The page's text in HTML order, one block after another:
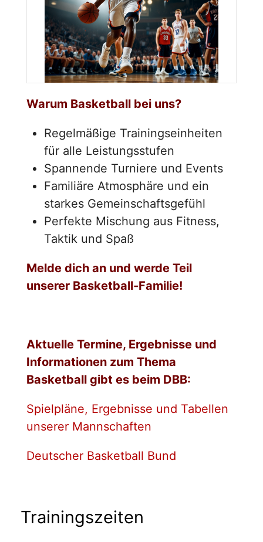
Warum Basketball bei uns?
Regelmäßige Trainingseinheiten
für alle Leistungsstufen
Spannende Turniere und Events
Familiäre Atmosphäre und ein
starkes Gemeinschaftsgefühl
Perfekte Mischung aus Fitness,
Taktik und Spaß
Melde dich an und werde Teil
unserer Basketball-Familie!
Aktuelle Termine, Ergebnisse und
Informationen zum Thema
Basketball gibt es beim DBB:
Spielpläne, Ergebnisse und Tabellen
unserer Mannschaften
Deutscher Basketball Bund
Trainingszeiten